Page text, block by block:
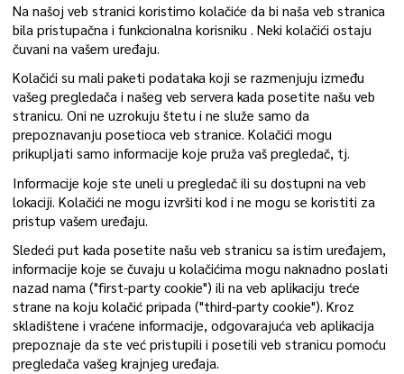
Na našoj veb stranici koristimo kolačiće da bi naša veb stranica
bila pristupačna i funkcionalna korisniku . Neki kolačići ostaju
čuvani na vašem uređaju.
Kolačići su mali paketi podataka koji se razmenjuju između
vašeg pregledača i našeg veb servera kada posetite našu veb
stranicu. Oni ne uzrokuju štetu i ne služe samo da
prepoznavanju posetioca veb stranice. Kolačići mogu
prikupljati samo informacije koje pruža vaš pregledač, tj.
Informacije koje ste uneli u pregledač ili su dostupni na veb
lokaciji. Kolačići ne mogu izvršiti kod i ne mogu se koristiti za
pristup vašem uređaju.
Sledeći put kada posetite našu veb stranicu sa istim uređajem,
informacije koje se čuvaju u kolačićima mogu naknadno poslati
nazad nama ("first-party cookie") ili na veb aplikaciju treće
strane na koju kolačić pripada ("third-party cookie"). Kroz
skladištene i vraćene informacije, odgovarajuća veb aplikacija
prepoznaje da ste već pristupili i posetili veb stranicu pomoću
pregledača vašeg krajnjeg uređaja.